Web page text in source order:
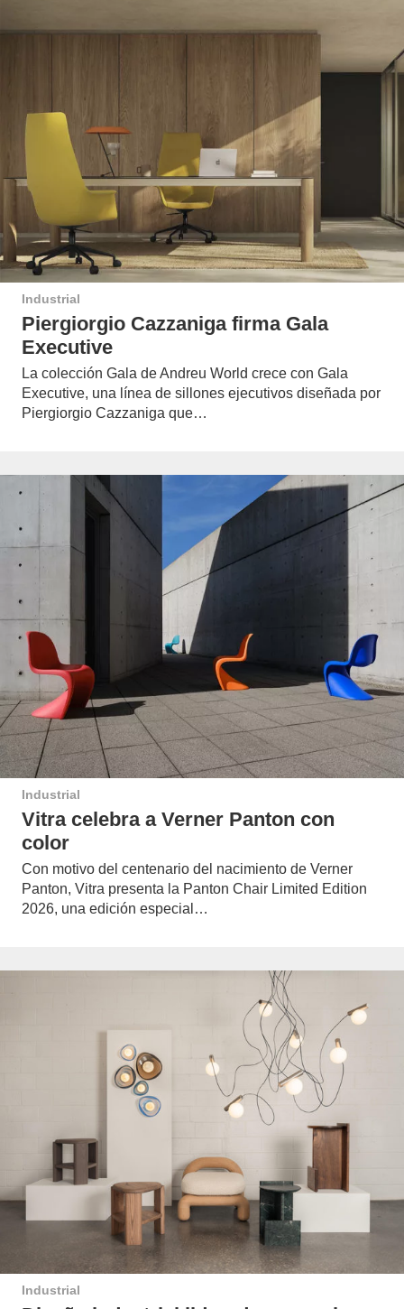
Industrial
Piergiorgio Cazzaniga firma Gala
Executive
La colección Gala de Andreu World crece con Gala
Executive, una línea de sillones ejecutivos diseñada por
Piergiorgio Cazzaniga que…
Industrial
Vitra celebra a Verner Panton con
color
Con motivo del centenario del nacimiento de Verner
Panton, Vitra presenta la Panton Chair Limited Edition
2026, una edición especial…
Industrial